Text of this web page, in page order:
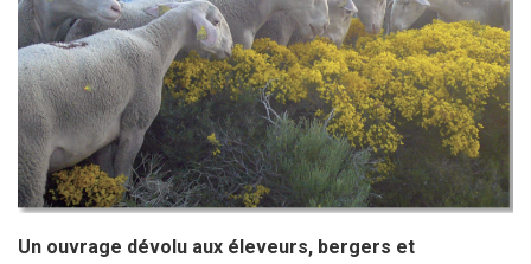
Un ouvrage dévolu aux éleveurs, bergers et